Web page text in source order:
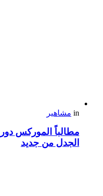
in مشاهير
مطالباً الموركس دور
الجدل من جديد